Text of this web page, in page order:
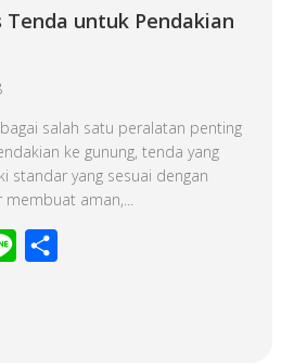
Tenda untuk Pendakian
salah satu peralatan penting
ke gunung, tenda yang
standar yang sesuai dengan
membuat aman,...
Line